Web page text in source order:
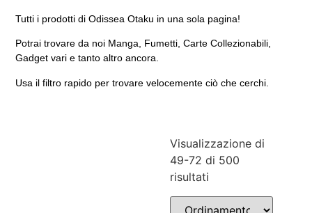
Tutti i prodotti di Odissea Otaku in una sola pagina!
Potrai trovare da noi Manga, Fumetti, Carte Collezionabili,
Gadget vari e tanto altro ancora.
Usa il filtro rapido per trovare velocemente ciò che cerchi.
Visualizzazione di
49-72 di 500
risultati